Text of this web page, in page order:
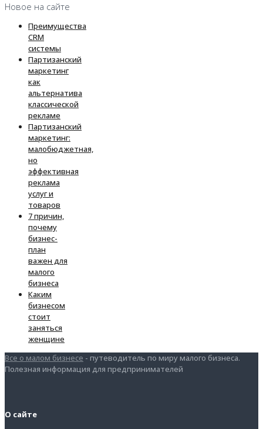
Новое на сайте
Преимущества
CRM
системы
Партизанский
маркетинг
как
альтернатива
классической
рекламе
Партизанский
маркетинг:
малобюджетная,
но
эффективная
реклама
услуг и
товаров
7 причин,
почему
бизнес-
план
важен для
малого
бизнеса
Каким
бизнесом
стоит
заняться
женщине
Все о малом бизнесе - путеводитель по миру малого бизнеса.
Полезная информация для предпринимателей
О сайте